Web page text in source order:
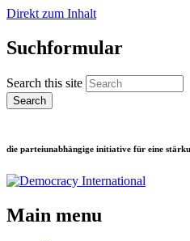
Direkt zum Inhalt
Suchformular
Search this site
die parteiunabhängige initiative für eine
Main menu